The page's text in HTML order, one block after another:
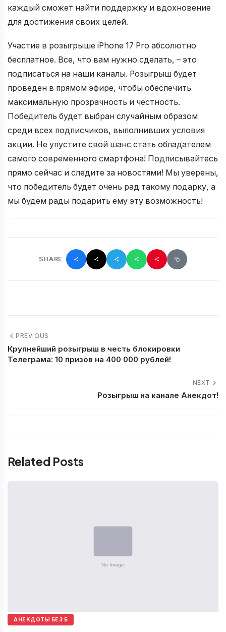
каждый сможет найти поддержку и вдохновение
для достижения своих целей.
Участие в розыгрыше iPhone 17 Pro абсолютно
бесплатное. Все, что вам нужно сделать, – это
подписаться на наши каналы. Розыгрыш будет
проведен в прямом эфире, чтобы обеспечить
максимальную прозрачность и честность.
Победитель будет выбран случайным образом
среди всех подписчиков, выполнивших условия
акции. Не упустите свой шанс стать обладателем
самого современного смартфона! Подписывайтесь
прямо сейчас и следите за новостями! Мы уверены,
что победитель будет очень рад такому подарку, а
мы будем рады подарить ему эту возможность!
SHARE
PREVIOUS
Крупнейший розыгрыш в честь блокировки
Телеграма: 10 призов на 400 000 рублей!
NEXT
Розыгрыш на канале Анекдот!
Related Posts
АНЕКДОТЫ БЕЗ Б